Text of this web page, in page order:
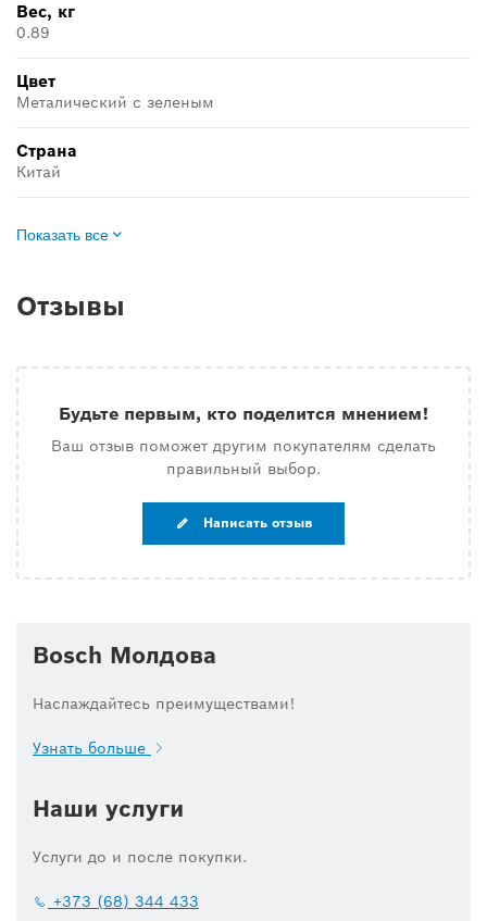
Вес, кг
0.89
Цвет
Металический с зеленым
Страна
Китай
Показать все
Отзывы
Будьте первым, кто поделится мнением!
Ваш отзыв поможет другим покупателям сделать
правильный выбор.
Написать отзыв
Bosch Молдова
Наслаждайтесь преимуществами!
Узнать больше
Наши услуги
Услуги до и после покупки.
+373 (68) 344 433